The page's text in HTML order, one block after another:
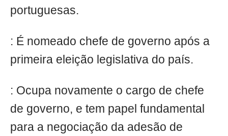
portuguesas.
: É nomeado chefe de governo após a
primeira eleição legislativa do país.
: Ocupa novamente o cargo de chefe
de governo, e tem papel fundamental
para a negociação da adesão de